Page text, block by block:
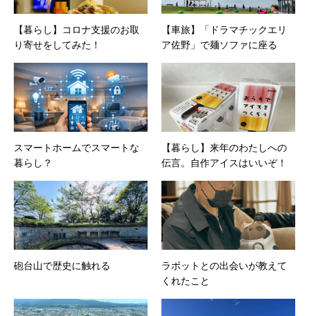
【暮らし】コロナ支援のお取
り寄せをしてみた！
【車旅】「ドラマチックエリ
ア佐野」で麺ソファに座る
スマートホームでスマートな
暮らし？
【暮らし】来年のわたしへの
伝言。自作アイスはいいぞ！
砲台山で歴史に触れる
ラボットとの出会いが教えて
くれたこと